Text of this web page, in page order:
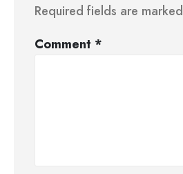
Required fields are marked
Comment *